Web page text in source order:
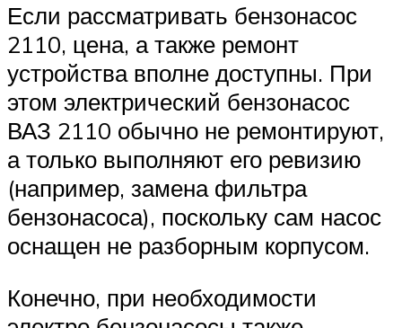
Если рассматривать бензонасос
2110, цена, а также ремонт
устройства вполне доступны. При
этом электрический бензонасос
ВАЗ 2110 обычно не ремонтируют,
а только выполняют его ревизию
(например, замена фильтра
бензонасоса), поскольку сам насос
оснащен не разборным корпусом.
Конечно, при необходимости